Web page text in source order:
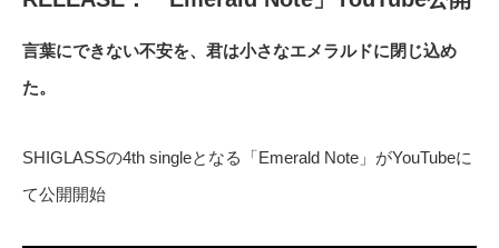
言葉にできない不安を、君は小さなエメラルドに閉じ込め
た。
SHIGLASSの4th singleとなる「Emerald Note」がYouTubeに
て公開開始